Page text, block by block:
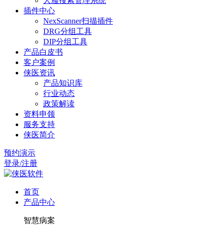
插件中心
NexScanner扫描插件
DRG分组工具
DIP分组工具
产品白皮书
客户案例
侠医资讯
产品知识库
行业动态
政策解读
资料申领
服务支持
侠医简介
预约演示
登录/注册
首页
产品中心
智慧病案